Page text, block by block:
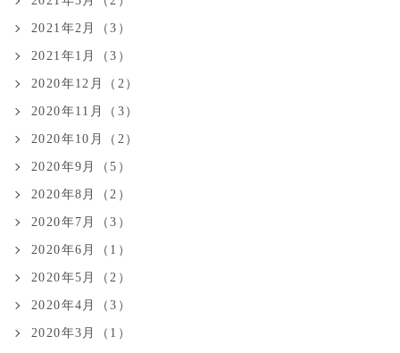
2021年2月（3）
2021年1月（3）
2020年12月（2）
2020年11月（3）
2020年10月（2）
2020年9月（5）
2020年8月（2）
2020年7月（3）
2020年6月（1）
2020年5月（2）
2020年4月（3）
2020年3月（1）